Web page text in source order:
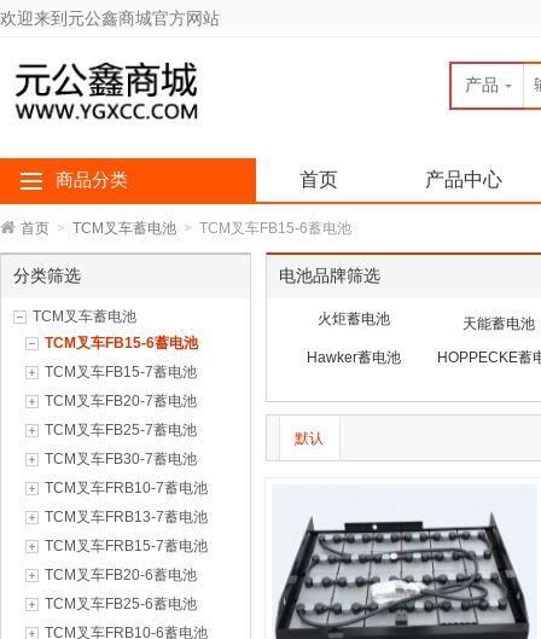
欢迎来到元公鑫商城官方网站
产品
商品分类 首页 产品中心
首页 > TCM叉车蓄电池 > TCM叉车FB15-6蓄电池
分类筛选
TCM叉车蓄电池
TCM叉车FB15-6蓄电池
TCM叉车FB15-7蓄电池
TCM叉车FB20-7蓄电池
TCM叉车FB25-7蓄电池
TCM叉车FB30-7蓄电池
TCM叉车FRB10-7蓄电池
TCM叉车FRB13-7蓄电池
TCM叉车FRB15-7蓄电池
TCM叉车FB20-6蓄电池
TCM叉车FB25-6蓄电池
TCM叉车FRB10-6蓄电池
电池品牌筛选
火炬蓄电池
天能蓄电池
Hawker蓄电池
HOPPECKE蓄
默认